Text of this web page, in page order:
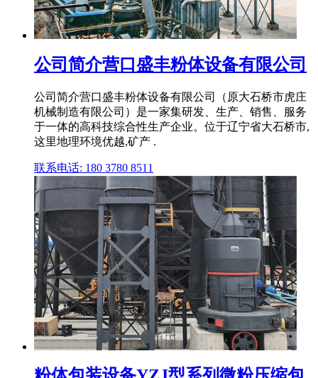
公司简介营口盛丰粉体设备有限公司
公司简介营口盛丰粉体设备有限公司（原大石桥市虎庄
机械制造有限公司）是一家集研发、生产、销售、服务
于一体的高科技综合性生产企业。位于辽宁省大石桥市,
这里地理环境优越,矿产 .
联系电话: 180 3780 8511